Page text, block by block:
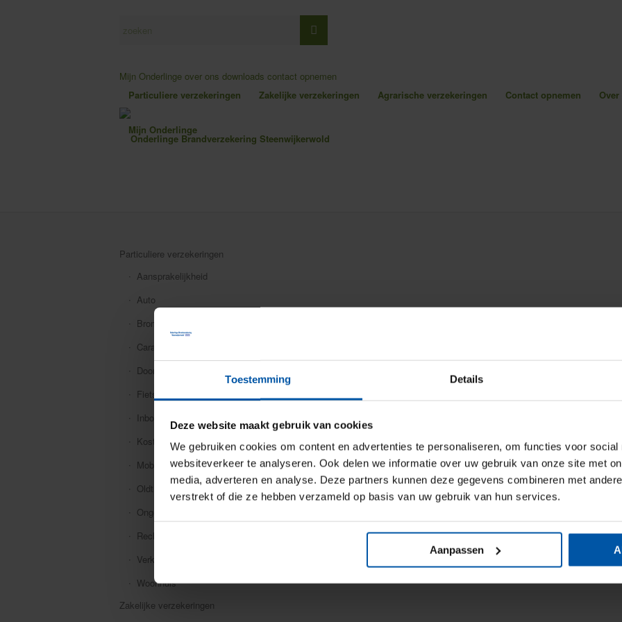
Toestemming Details
Deze website maakt gebruik van cookies
We gebruiken cookies om content en advertenties te personaliseren, om functies voor social
websiteverkeer te analyseren. Ook delen we informatie over uw gebruik van onze site met
media, adverteren en analyse. Deze partners kunnen deze gegevens combineren met
verstrekt of die ze hebben verzameld op basis van uw gebruik van hun services.
Aanpassen
Mijn Onderlinge over ons downloads contact opnemen
Particuliere verzekeringen
Zakelijke verzekeringen Agrarische verzekeringen Contact opnemen
Mijn Onderlinge
Particuliere verzekeringen
Aansprakelijkheid
Auto
Bromfiets
Caravan
Doorlopende reis
Fiets
Inboedel
Kostbaarheden
Mobiele dekking
Oldtimer
Ongevallen
Rechtsbijstand
Verkeersschadeverzekering
Woonhuis
Zakelijke verzekeringen